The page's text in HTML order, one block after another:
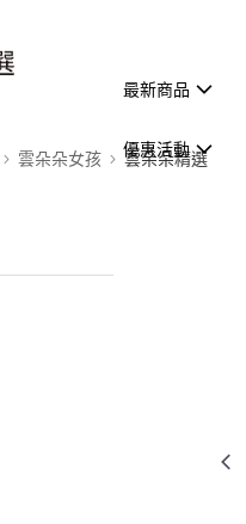
最新商品
優惠活動
雲朵朵女孩 雲朵朵精選